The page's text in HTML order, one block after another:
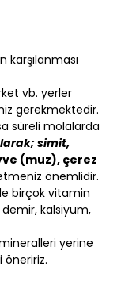
karşılanması
vb. yerler
gerekmektedir.
süreli molalarda
simit,
(muz), çerez
önemlidir.
birçok vitamin
demir, kalsiyum,
yerine